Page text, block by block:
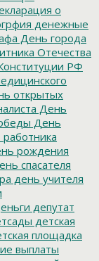
о
денежные
День города
Отечества
РФ
открытых
День
День
рождения
спасателя
день учителя
депутат
детская
площадка
выплаты